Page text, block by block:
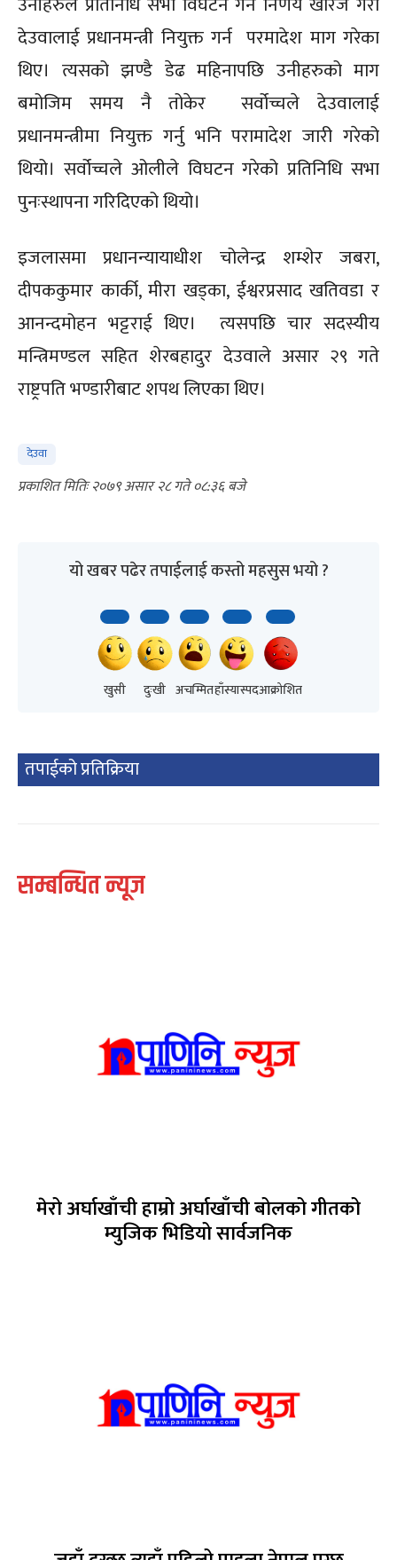
देउवालाई प्रधानमन्त्री नियुक्त गर्न परमादेश माग गरेका
थिए। त्यसको झण्डै डेढ महिनापछि उनीहरुको माग
बमोजिम समय नै तोकेर सर्वोच्चले देउवालाई
प्रधानमन्त्रीमा नियुक्त गर्नु भनि परामादेश जारी गरेको
थियो। सर्वोच्चले ओलीले विघटन गरेको प्रतिनिधि सभा
पुनःस्थापना गरिदिएको थियो।
इजलासमा प्रधानन्यायाधीश चोलेन्द्र शम्शेर जबरा,
दीपककुमार कार्की, मीरा खड्का, ईश्वरप्रसाद खतिवडा र
आनन्दमोहन भट्टराई थिए। त्यसपछि चार सदस्यीय
मन्त्रिमण्डल सहित शेरबहादुर देउवाले असार २९ गते
राष्ट्रपति भण्डारीबाट शपथ लिएका थिए।
देउवा
२०७९ असार २८ गते ०८:३६
यो खबर पढेर तपाईलाई कस्तो महसुस भयो ?
खुसी दुःखी अचम्मितहाँस्यास्पदआक्रोशित
तपाईको प्रतिक्रिया
सम्बन्धित न्यूज
मेरो अर्घाखाँची हाम्रो अर्घाखाँची बोलको गीतको
म्युजिक भिडियो सार्वजनिक